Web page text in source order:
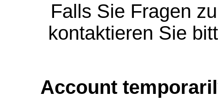
Falls Sie Fragen
kontaktieren Sie
Account